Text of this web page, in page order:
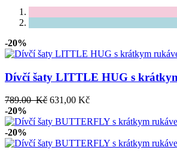
-20%
Dívčí šaty LITTLE HUG s
789.00 Kč 631,00 Kč
-20%
-20%